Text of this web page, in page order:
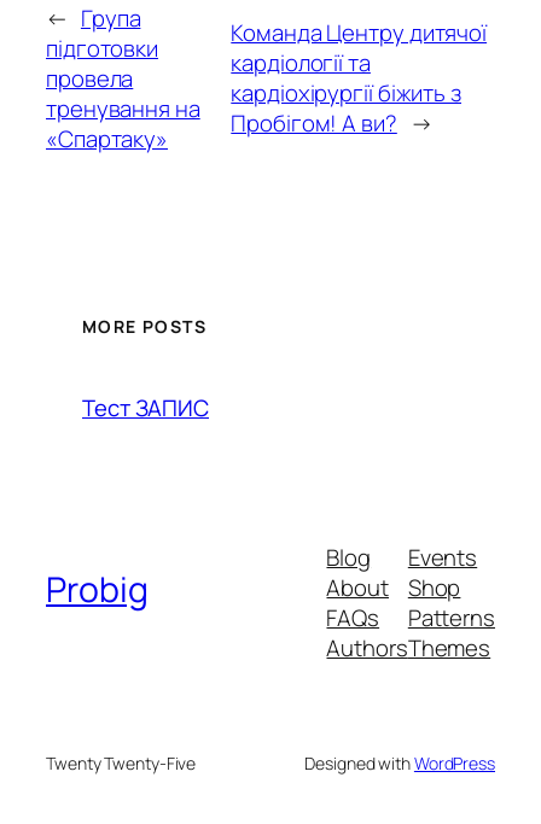
← Група
підготовки
провела
тренування на
«Спартаку»
Команда Центру дитячої
кардіології та
кардіохірургії біжить з
Пробігом! А ви? →
MORE POSTS
Тест ЗАПИС
Probig
Blog
About
FAQs
Authors
Events
Shop
Patterns
Themes
Twenty Twenty-Five Designed withWordPress